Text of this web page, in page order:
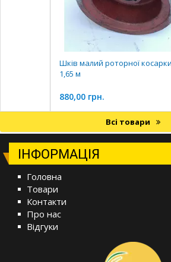
Шків малий роторної
1,65 м
880,00 грн.
Всі товари
ІНФОРМАЦІЯ
Головна
Товари
Контакти
Про нас
Відгуки